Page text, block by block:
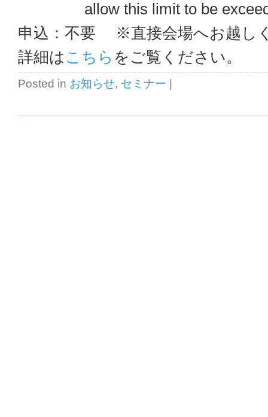
allow this limit to be
申込：不要 ※直接会場へお越し
詳細は こちら をご覧ください。
Posted in お知らせ, セミナー